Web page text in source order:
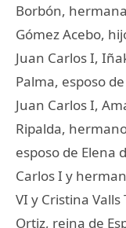
Borbón,
Gómez Acebo,
Juan Carlos I,
Palma, esposo
Juan Carlos I,
Ripalda,
esposo de Elena
Carlos I y
VI y Cristina
Ortiz, reina de